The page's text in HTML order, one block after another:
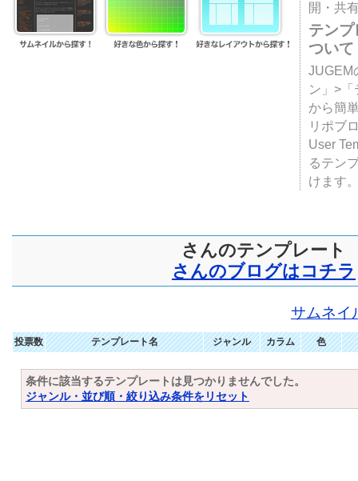
開・共
テン
ついて
JUGEM
ン」>
から簡
リポブ
User
るテン
けます
さんのテンプレート
さんのブログはコチラ
サムネイ
投票数 テンプレート名 ジャンル カラム 色
条件に該当するテンプレートは見つかりませんでした。
ジャンル・並び順・絞り込み条件をリセット